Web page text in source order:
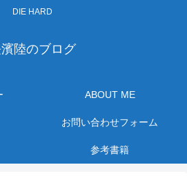
DIE HARD
陸のブログ
ABOUT ME
お問い合わせフォーム
参考書籍